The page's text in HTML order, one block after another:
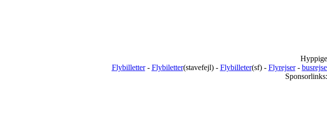
Flybilletter- Flybiletter(stavefejl) - Flybilleter(sf) - Flyrejser-
Sponsorlinks: